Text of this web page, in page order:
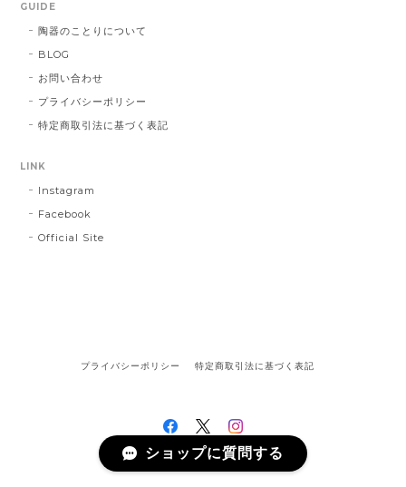
GUIDE
陶器のことりについて
BLOG
お問い合わせ
プライバシーポリシー
特定商取引法に基づく表記
LINK
Instagram
Facebook
Official Site
プライバシーポリシー 特定商取引法に基づく表記
©陶器のことり
ショップに質問する